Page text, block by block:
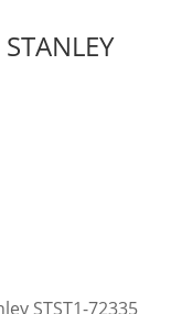
STANLEY